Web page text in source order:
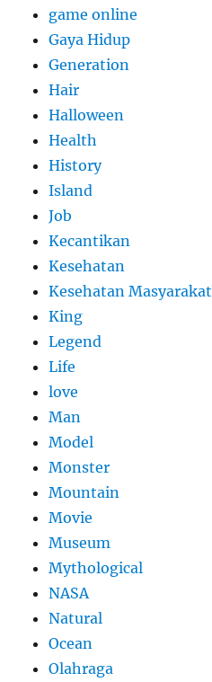
game online
Gaya Hidup
Generation
Hair
Halloween
Health
History
Island
Job
Kecantikan
Kesehatan
Kesehatan Masyarakat
King
Legend
Life
love
Man
Model
Monster
Mountain
Movie
Museum
Mythological
NASA
Natural
Ocean
Olahraga